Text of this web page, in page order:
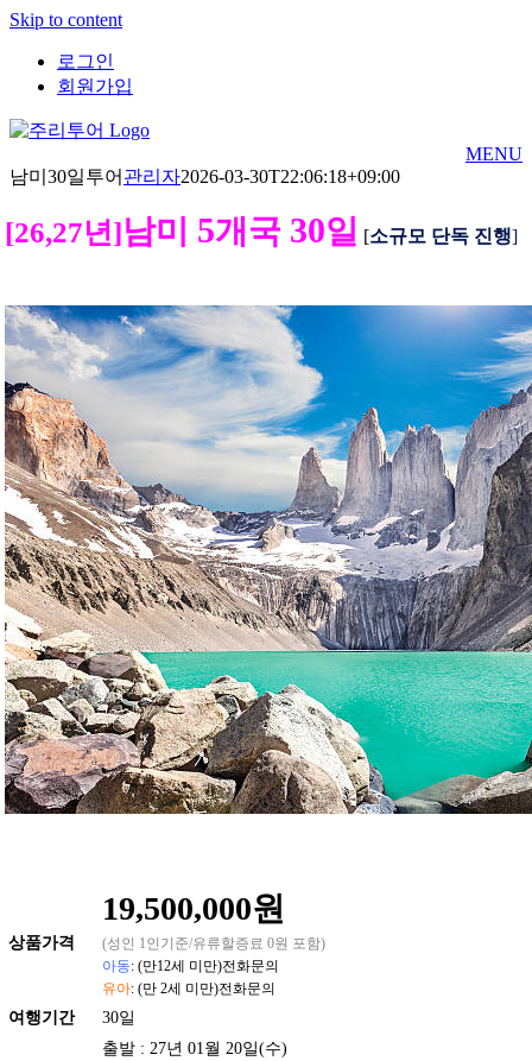
Skip to content
로그인
회원가입
MENU
남미30일투어 관리자2026-03-30T22:06:18+09:00
[26,27년]남미 5개국 30일 [소규모 단독 진행]
상품가격
19,500,000원
(성인 1인기준/유류할증료 0원 포함)
아동: (만12세 미만)전화문의
유아: (만 2세 미만)전화문의
여행기간 30일
출발 : 27년 01월 20일(수)